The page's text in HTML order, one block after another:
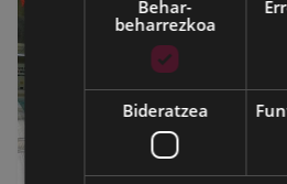
Behar-
beharrezkoa
Bideratzea